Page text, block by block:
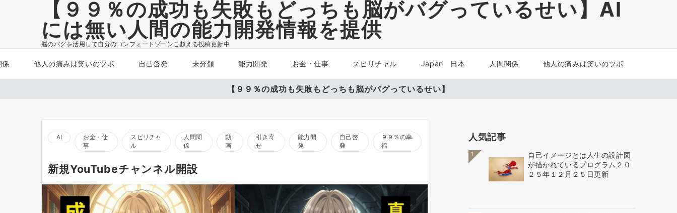
【９９％の成功も失敗もどっちも脳がバグっているせい】AI
には無い人間の能力開発情報を提供
脳のバグを活用して自分のコンフォートゾーンこ超える投稿更新中
係 他人の痛みは笑いのツボ 自己啓発 未分類 能力開発 お金・仕事 スピリチャル Japan 日本 人間関係 他人の痛みは笑いのツボ
【９９％の成功も失敗もどっちも脳がバグっているせい】
AI
お金・仕
事
スピリチャ
ル
人間関
係
動
画
引き寄
せ
能力開
発
自己啓
発
９９％の幸
福
新規YouTubeチャンネル開設
人気記事
1
自己イメージとは人生の設計図
が描かれているプログラム２０
２５年１２月２５日更新